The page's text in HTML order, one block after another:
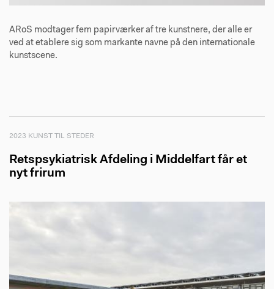
ARoS modtager fem papirværker af tre kunstnere, der alle er
ved at etablere sig som markante navne på den internationale
kunstscene.
2023 KUNST TIL STEDER
Retspsykiatrisk Afdeling i Middelfart får et
nyt frirum